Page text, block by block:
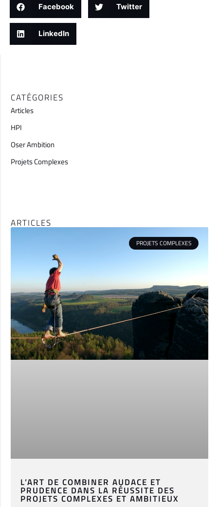
Facebook Twitter
LinkedIn
CATÉGORIES
Articles
HPI
Oser Ambition
Projets Complexes
ARTICLES
PROJETS COMPLEXES
L’ART DE COMBINER AUDACE ET
PRUDENCE DANS LA RÉUSSITE DES
PROJETS COMPLEXES ET AMBITIEUX